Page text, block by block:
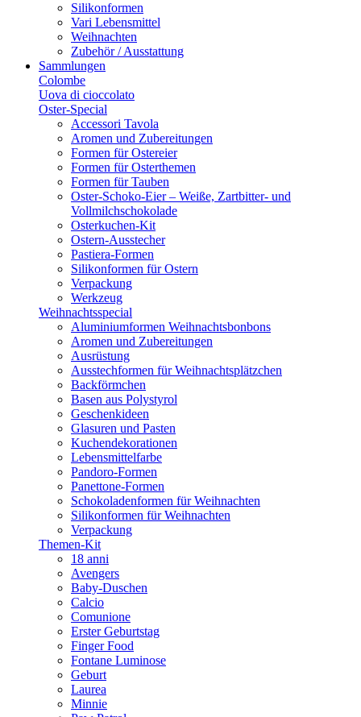
Silikonformen
Vari Lebensmittel
Weihnachten
Zubehör / Ausstattung
Sammlungen
Colombe
Uova di cioccolato
Oster-Special
Accessori Tavola
Aromen und Zubereitungen
Formen für Ostereier
Formen für Osterthemen
Formen für Tauben
Oster-Schoko-Eier – Weiße, Zartbitter- und
Vollmilchschokolade
Osterkuchen-Kit
Ostern-Ausstecher
Pastiera-Formen
Silikonformen für Ostern
Verpackung
Werkzeug
Weihnachtsspecial
Aluminiumformen Weihnachtsbonbons
Aromen und Zubereitungen
Ausrüstung
Ausstechformen für Weihnachtsplätzchen
Backförmchen
Basen aus Polystyrol
Geschenkideen
Glasuren und Pasten
Kuchendekorationen
Lebensmittelfarbe
Pandoro-Formen
Panettone-Formen
Schokoladenformen für Weihnachten
Silikonformen für Weihnachten
Verpackung
Themen-Kit
18 anni
Avengers
Baby-Duschen
Calcio
Comunione
Erster Geburtstag
Finger Food
Fontane Luminose
Geburt
Laurea
Minnie